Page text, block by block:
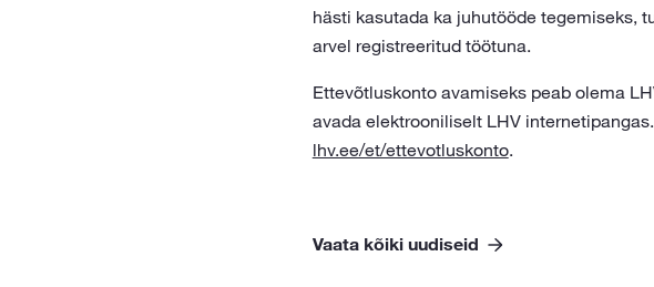
hästi kasutada ka juhutööde tegemiseks,
arvel registreeritud töötuna.
Ettevõtluskonto avamiseks peab olema
avada elektrooniliselt LHV
lhv.ee/et/ettevotluskonto.
Vaata kõiki uudiseid